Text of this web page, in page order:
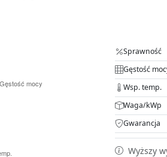
Sprawność
Gęstość
Wsp. temp.
Waga/kWp
Gwarancja
Wyższy